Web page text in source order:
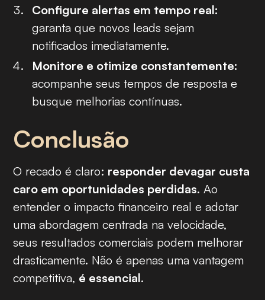
Configure alertas em tempo real:
garanta que novos leads sejam
notificados imediatamente.
Monitore e otimize constantemente:
acompanhe seus tempos de resposta e
busque melhorias contínuas.
Conclusão
O recado é claro: responder devagar custa
caro em oportunidades perdidas. Ao
entender o impacto financeiro real e adotar
uma abordagem centrada na velocidade,
seus resultados comerciais podem melhorar
drasticamente. Não é apenas uma vantagem
competitiva, é essencial.